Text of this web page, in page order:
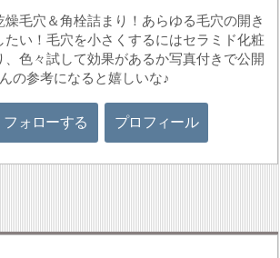
毛穴＆角栓詰まり！あらゆる毛穴の開き
たい！毛穴を小さくするにはセラミド化粧
、色々試して効果があるか写真付きで公開
の参考になると嬉しいな♪
フォローする プロフィール